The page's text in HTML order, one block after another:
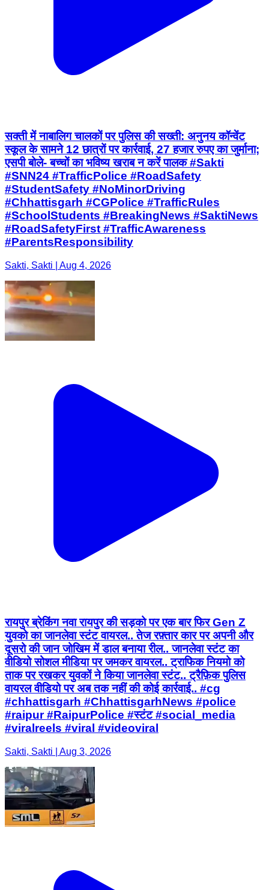
सक्ती में नाबालिग चालकों पर पुलिस की सख्ती: अनुनय कॉन्वेंट
स्कूल के सामने 12 छात्रों पर कार्रवाई, 27 हजार रुपए का जुर्माना;
एसपी बोले- बच्चों का भविष्य खराब न करें पालक #Sakti
#SNN24 #TrafficPolice #RoadSafety
#StudentSafety #NoMinorDriving
#Chhattisgarh #CGPolice #TrafficRules
#SchoolStudents #BreakingNews #SaktiNews
#RoadSafetyFirst #TrafficAwareness
#ParentsResponsibility
Sakti, Sakti | Aug 4, 2026
रायपुर ब्रेकिंग नवा रायपुर की सड़को पर एक बार फिर Gen Z
युवको का जानलेवा स्टंट वायरल.. तेज रफ़्तार कार पर अपनी और
दूसरो की जान जोखिम में डाल बनाया रील.. जानलेवा स्टंट का
वीडियो सोशल मीडिया पर जमकर वायरल.. ट्राफिक नियमो को
ताक पर रखकर युवकों ने किया जानलेवा स्टंट.. ट्रैफ़िक पुलिस
वायरल वीडियो पर अब तक नहीं की कोई कार्रवाई.. #cg
#chhattisgarh #ChhattisgarhNews #police
#raipur #RaipurPolice #स्टंट #social_media
#viralreels #viral #videoviral
Sakti, Sakti | Aug 3, 2026